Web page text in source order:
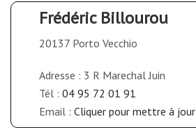
Frédéric Billourou
20137 Porto Vecchio
Adresse : 3 R Marechal Juin
Tél : 04 95 72 01 91
Email : Cliquer pour mettre à jour